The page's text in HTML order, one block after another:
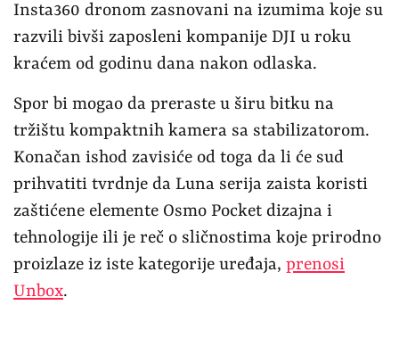
Insta360 dronom zasnovani na izumima koje su
razvili bivši zaposleni kompanije DJI u roku
kraćem od godinu dana nakon odlaska.
Spor bi mogao da preraste u širu bitku na
tržištu kompaktnih kamera sa stabilizatorom.
Konačan ishod zavisiće od toga da li će sud
prihvatiti tvrdnje da Luna serija zaista koristi
zaštićene elemente Osmo Pocket dizajna i
tehnologije ili je reč o sličnostima koje prirodno
proizlaze iz iste kategorije uređaja, prenosi
Unbox.